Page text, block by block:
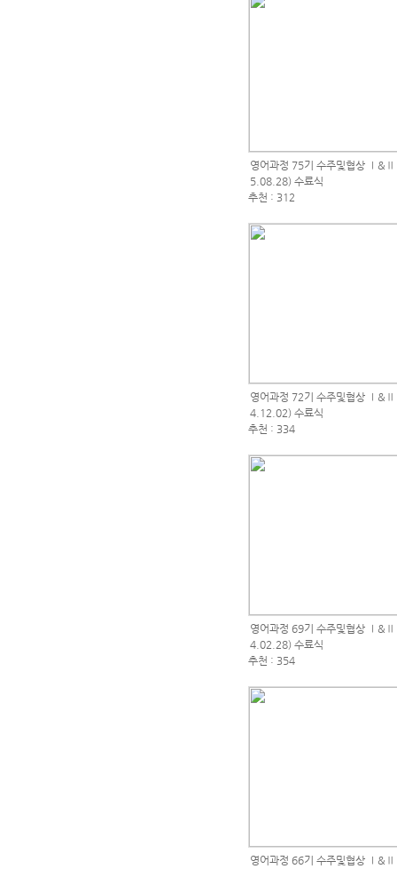
영어과정 75기 수주및협상
5.08.28) 수료식
추천 : 312
영어과정 72기 수주및협상
4.12.02) 수료식
추천 : 334
영어과정 69기 수주및협상
4.02.28) 수료식
추천 : 354
영어과정 66기 수주및협상